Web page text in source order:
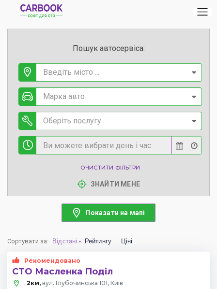
Пошук автосервіса:
Введіть місто ...
Марка авто
Оберіть послугу
ОЧИСТИТИ ФІЛЬТРИ
ЗНАЙТИ МЕНЕ
Показати на мапі
Сортувати за: Відстані Рейтингу Ціні
Рекомендовано
СТО Масленка Поділ
2км, вул. Глубочинська 101, Київ